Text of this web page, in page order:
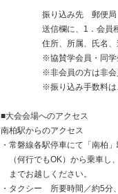
振り込み先 郵便局 口座
送信欄に、1．会員種別（
住所、所属、氏名、連絡
※協賛学会員・同学生会
※非会員の方は非会員、非
※振り込み手数料はご
■大会会場へのアクセス
南柏駅からのアクセス
・常磐線各駅停車にて「南柏
（何行でもOK）から乗車し
までお越しください。
・タクシー 所要時間／約5分